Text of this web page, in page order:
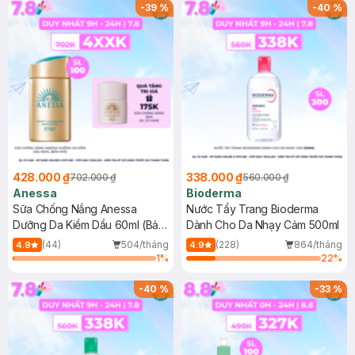
-39%
428.000 ₫702.000 ₫
Anessa
Sữa Chống Nắng Anessa
Dưỡng Da Kiềm Dầu 60ml (Bản
Mới)
4.9 (44)
504/tháng
1%
-40%
338.000 ₫560.000 ₫
Bioderma
Nước Tẩy Trang Bioderma
Dành Cho Da Nhạy Cảm 500ml
4.9 (228)
864/tháng
22%
-40% -33%